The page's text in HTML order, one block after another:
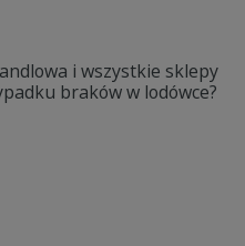
i wszystkie sklepy
braków w lodówce?